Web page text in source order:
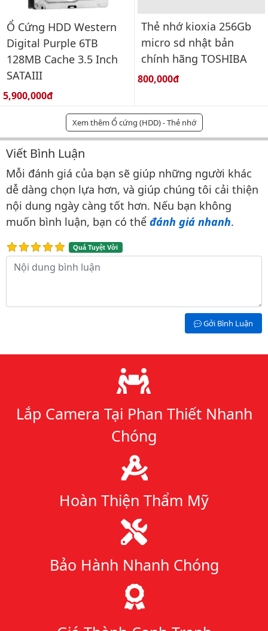
Ổ Cứng HDD Western
Digital Purple 6TB
128MB Cache 3.5 Inch
SATAIII
Giá bán:
5,900,000đ
Thẻ nhớ kioxia 256Gb
micro sd nhật bản
chính hãng TOSHIBA
Giá bán:
800,000đ
Xem thêm Ổ cứng (HDD) - Thẻ nhớ
Bình luận & Đánh giá
Viết Bình Luận
Mỗi đánh giá của bạn sẽ giúp những người khác
dễ dàng chọn lựa hơn, và giúp chúng tôi cải thiện
nội dung ngày càng tốt hơn. Nếu bạn không
muốn bình luận, bạn có thể đánh giá nhanh.
Quá Tuyệt Vời
Nội dung bình luận
Gởi Bình Luận
Lý do chọn chúng tôi
Lắp Camera Tại Phan Thiết Nhanh
Chóng
Hoàn Thiện Thẩm Mỹ
Bảo Hành Nhanh Chóng